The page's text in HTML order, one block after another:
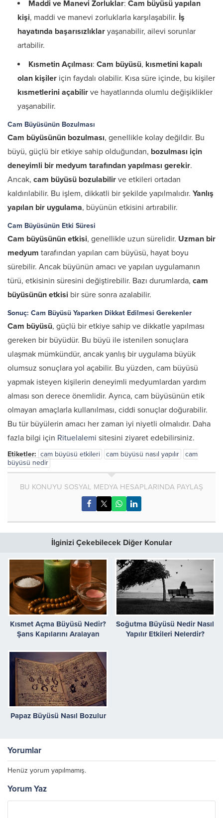
Maddi ve Manevi Zorluklar: Cam büyüsü yapılan
kişi, maddi ve manevi zorluklarla karşılaşabilir. İş
hayatında başarısızlıklar yaşanabilir, ailevi sorunlar
artabilir.
Kısmetin Açılması: Cam büyüsü, kısmetini kapalı
olan kişiler için faydalı olabilir. Kısa süre içinde, bu kişiler
kısmetlerini açabilir ve hayatlarında olumlu değişiklikler
yaşanabilir.
Cam Büyüsünün Bozulması
Cam büyüsünün bozulması, genellikle kolay değildir. Bu
büyü, güçlü bir etkiye sahip olduğundan, bozulması için
deneyimli bir medyum tarafından yapılması gerekir.
Ancak, cam büyüsü bozulabilir ve etkileri ortadan
kaldırılabilir. Bu işlem, dikkatli bir şekilde yapılmalıdır. Yanlış
yapılan bir uygulama, büyünün etkisini artırabilir.
Cam Büyüsünün Etki Süresi
Cam büyüsünün etkisi, genellikle uzun sürelidir. Uzman bir
medyum tarafından yapılan cam büyüsü, hayat boyu
sürebilir. Ancak büyünün amacı ve yapılan uygulamanın
türü, etkisinin süresini değiştirebilir. Bazı durumlarda, cam
büyüsünün etkisi bir süre sonra azalabilir.
Sonuç: Cam Büyüsü Yaparken Dikkat Edilmesi Gerekenler
Cam büyüsü, güçlü bir etkiye sahip ve dikkatle yapılması
gereken bir büyüdür. Bu büyü ile istenilen sonuçlara
ulaşmak mümkündür, ancak yanlış bir uygulama büyük
olumsuz sonuçlara yol açabilir. Bu yüzden, cam büyüsü
yapmak isteyen kişilerin deneyimli medyumlardan yardım
alması son derece önemlidir. Ayrıca, cam büyüsünün etik
olmayan amaçlarla kullanılması, ciddi sonuçlar doğurabilir.
Bu tür büyülerin amacı her zaman iyi niyetli olmalıdır. Daha
fazla bilgi için Rituelalemi sitesini ziyaret edebilirsiniz.
Etiketler: cam büyüsü etkileri cam büyüsü nasıl yapılır
cam
büyüsü nedir
BU KONUYU SOSYAL MEDYA HESAPLARINDA PAYLAŞ
İlginizi Çekebilecek Diğer Konular
Kısmet Açma Büyüsü Nedir?
Şans Kapılarını Aralayan
Soğutma Büyüsü Nedir Nasıl
Yapılır Etkileri Nelerdir?
Papaz Büyüsü Nasıl Bozulur
Yorumlar
Henüz yorum yapılmamış.
Yorum Yaz